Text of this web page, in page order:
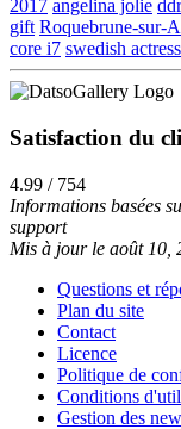
2017 angelina jolie
gift Roquebrune-sur-
core i7 swedish actress
Satisfaction du
4.99 / 754
Informations basées
support
Mis à jour le août 10,
Questions et
Plan du site
Contact
Licence
Politique de
Conditions
Gestion des